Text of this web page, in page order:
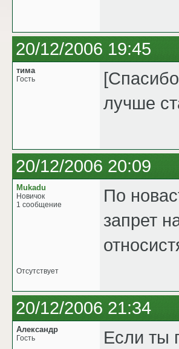
20/12/2006 19:45
тима
Гость
лучше
20/12/2006 20:09
Mukadu
Новичок
1 сообщение
По
запрет
Отсутствует
20/12/2006 21:34
Александр
Гость
Если ты